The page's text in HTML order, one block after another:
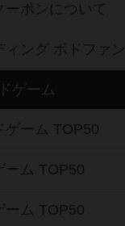
ポンについて
ィング ボドファン
ゲーム
ゲーム TOP50
ーム TOP50
ーム TOP50